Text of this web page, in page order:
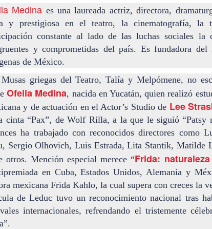
Medina es una laureada actriz, directora,
y prestigiosa en el teatro, la cinematografía,
constante al lado de las luchas sociales la
y comprometidas del país. Es fundadora
de México.
griegas del Teatro, Talía y Melpómene, no
Ofelia Medina, nacida en Yucatán, quien realizó
y de actuación en el Actor’s Studio de Lee
cinta “Pax”, de Wolf Rilla, a la que le siguió
ha trabajado con reconocidos directores como
Sergio Olhovich, Luis Estrada, Lita Stantik, Matilde
otros. Mención especial merece “Frida:
en Cuba, Estados Unidos, Alemania y
mexicana Frida Kahlo, la cual supera con creces la
de Leduc tuvo un reconocimiento nacional tras
internacionales, refrendando el tristemente
siendo
a Rosario
que se
de
ciclo
dará
su término,
que
y figura de
gratuitas,
de
al Gran
5
Leonardo y la máquina
de volar - León
Jueves 6, 13, 20 y 27 de agosto
Domingo 9 y 16 de agosto
Almanza
Dir.
4
del
Será este
entrada
de la obra
vida!",
Robles,
e
El
caben en
en un
vendaval,
trinchera.
paso de
hablando
AUG La noche que jamás existió - Colonia
Sábado 15 de agosto
Biblioteca Rodó
Una obra de Humberto Robles dirigida por Andrés
Con las actuaciones de Fabiana Fine y Laura Barboza
AUG
Échale la culpa a Hacienda / Tacones